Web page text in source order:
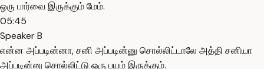
ஒரு பார்வை இருக்கும் மேம்.
05:45
Speaker B
என்ன அப்படின்னா, சனி அப்படின்னு சொல்லிட்டாலே அத்தி சனியா
அப்படின்னு சொல்லிட்டு ஒரு பயம் இருக்கும்.